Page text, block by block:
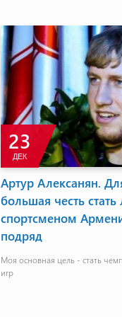
23
ДЕК
Артур Алексанян.
большая честь
спортсменом
подряд
Моя основная цель - стать
игр